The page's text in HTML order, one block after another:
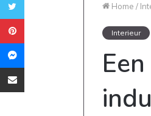
Home /
Interieur
Pinterest
Messenger
Deel via Email